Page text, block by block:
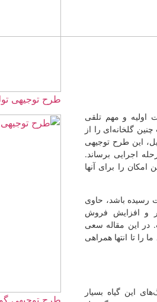
طرح توجیهی تولید